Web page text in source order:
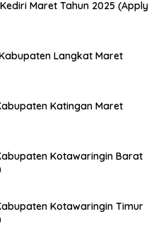
Maret Tahun 2025 (Apply
Langkat Maret
Katingan Maret
Kotawaringin Barat
Kotawaringin Timur